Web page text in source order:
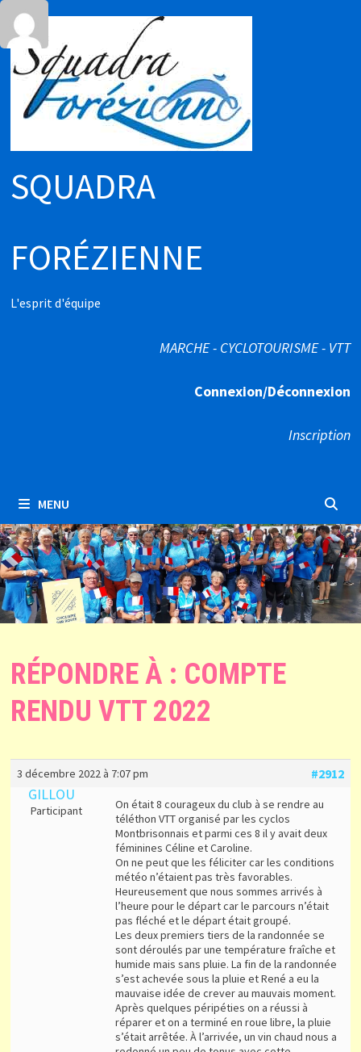
Passer
contenu
SQUADRA
FORÉZIENNE
L'esprit d'équipe
MARCHE - CYCLOTOURISME - VTT
Connexion/Déconnexion
Inscription
MENU
RÉPONDRE À : COMPTE
RENDU VTT 2022
3 décembre 2022 à 7:07 pm #2912
GILLOU
Participant
On était 8 courageux du club à se rendre au
téléthon VTT organisé par les cyclos
Montbrisonnais et parmi ces 8 il y avait deux
féminines Céline et Caroline.
On ne peut que les féliciter car les conditions
météo n’étaient pas très favorables.
Heureusement que nous sommes arrivés à
l’heure pour le départ car le parcours n’était
pas fléché et le départ était groupé.
Les deux premiers tiers de la randonnée se
sont déroulés par une température fraîche et
humide mais sans pluie. La fin de la randonnée
s’est achevée sous la pluie et René a eu la
mauvaise idée de crever au mauvais moment.
Après quelques péripéties on a réussi à
réparer et on a terminé en roue libre, la pluie
s’était arrêtée. À l’arrivée, un vin chaud nous a